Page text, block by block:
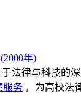
年)
于法律与科技的
服务 ，为高校法